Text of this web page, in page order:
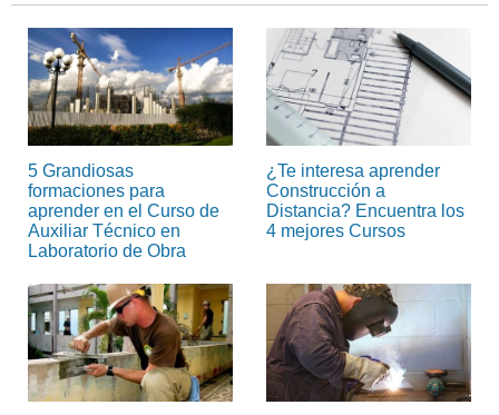
5 Grandiosas
formaciones para
aprender en el Curso de
Auxiliar Técnico en
Laboratorio de Obra
¿Te interesa aprender
Construcción a
Distancia? Encuentra los
4 mejores Cursos